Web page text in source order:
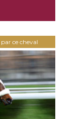
ce cheval